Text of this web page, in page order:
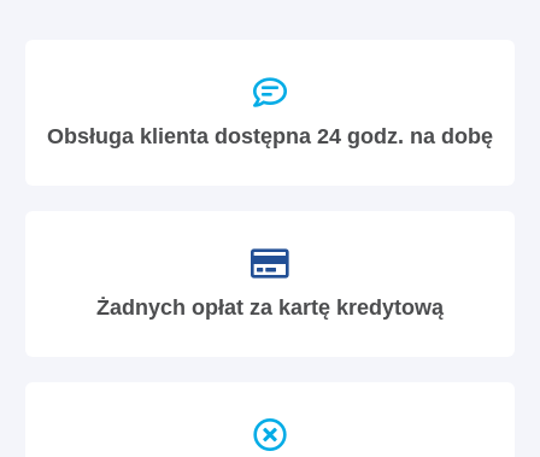
Obsługa klienta dostępna 24 godz. na dobę
Żadnych opłat za kartę kredytową